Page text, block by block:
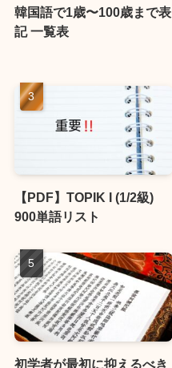
韓国語で1歳〜100歳まで表
記 一覧表
【PDF】TOPIK I (1/2級)
900単語リスト
初学者が最初に抑えるべき